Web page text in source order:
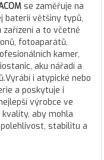
se zaměřuje na
baterií většiny typů,
zařízení a to včetně
fotoaparátů,
kamer,
aku nářadí a
i atypické nebo
a poskytuje i
výrobce ve
aby mohla
stabilitu a